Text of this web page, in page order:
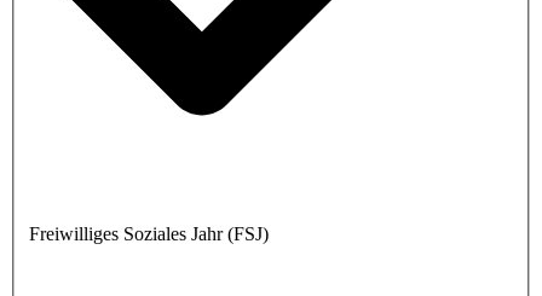
Freiwilliges Soziales Jahr (FSJ)